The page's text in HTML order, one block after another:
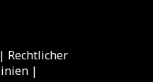
| Rechtlicher
|